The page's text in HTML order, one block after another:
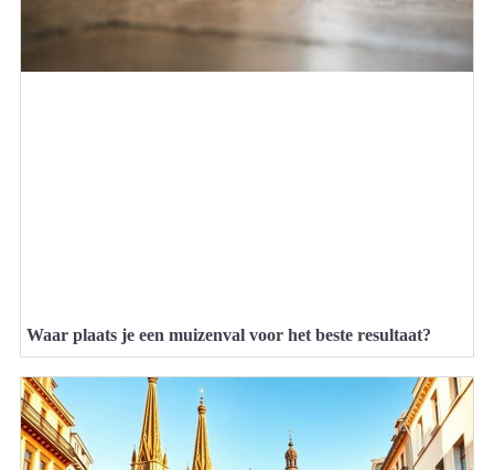
Waar plaats je een muizenval voor het beste resultaat?